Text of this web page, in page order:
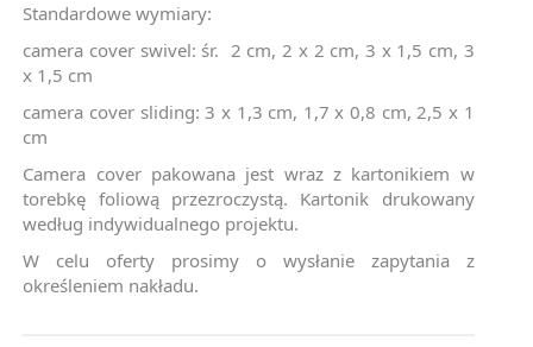
Standardowe wymiary:
camera cover swivel: śr. 2 cm, 2 x 2 cm, 3 x 1,5 cm, 3
x 1,5 cm
camera cover sliding: 3 x 1,3 cm, 1,7 x 0,8 cm, 2,5 x 1
cm
Camera cover pakowana jest wraz z kartonikiem w
torebkę foliową przezroczystą. Kartonik drukowany
według indywidualnego projektu.
W celu oferty prosimy o wysłanie zapytania z
określeniem nakładu.